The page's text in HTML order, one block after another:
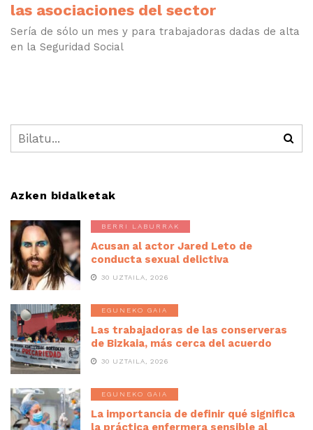
las asociaciones del sector
Sería de sólo un mes y para trabajadoras dadas de alta
en la Seguridad Social
Azken bidalketak
BERRI LABURRAK
Acusan al actor Jared Leto de
conducta sexual delictiva
30 UZTAILA, 2026
EGUNEKO GAIA
Las trabajadoras de las conserveras
de Bizkaia, más cerca del acuerdo
30 UZTAILA, 2026
EGUNEKO GAIA
La importancia de definir qué significa
la práctica enfermera sensible al